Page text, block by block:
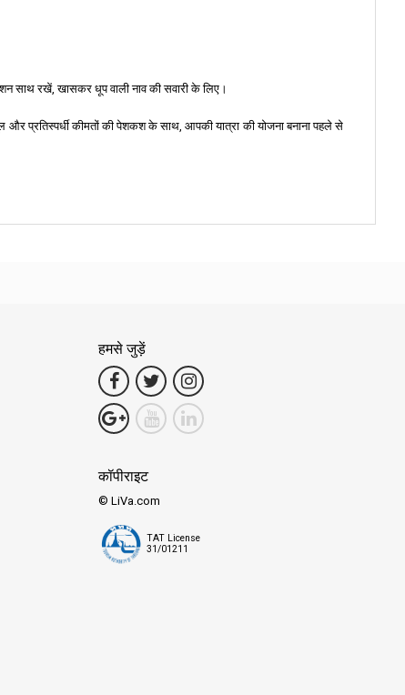
साथ रखें, खासकर धूप वाली नाव की सवारी के लिए।
और प्रतिस्पर्धी कीमतों की पेशकश के साथ, आपकी यात्रा की योजना बनाना पहले से
हमसे जुड़ें
कॉपीराइट
© LiVa.com
TAT License
31/01211